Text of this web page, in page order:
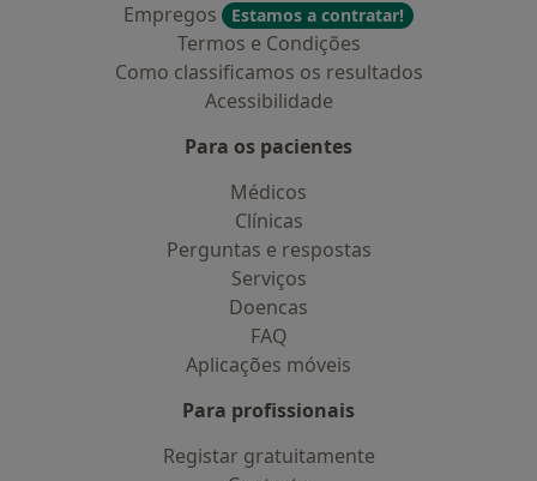
Empregos
Estamos a contratar!
Termos e Condições
Como classificamos os resultados
Acessibilidade
Para os pacientes
Médicos
Clínicas
Perguntas e respostas
Serviços
Doencas
FAQ
Aplicações móveis
Para profissionais
Registar gratuitamente